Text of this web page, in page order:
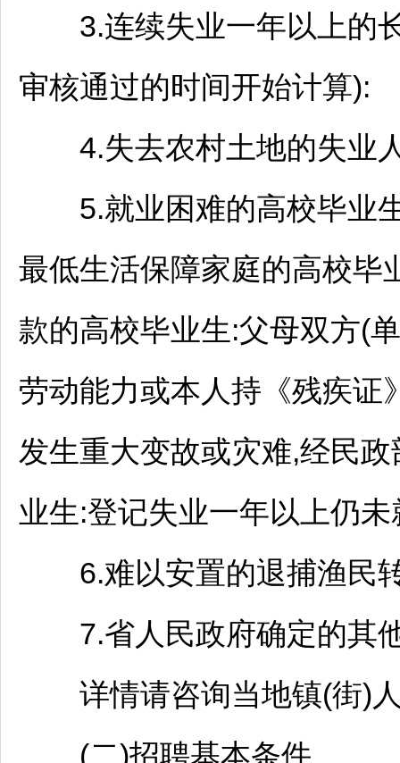
3.连续失业一年以上的长
审核通过的时间开始计算):
4.失去农村土地的失业
5.就业困难的高校毕业生
最低生活保障家庭的高校毕
款的高校毕业生:父母双方(
劳动能力或本人持《残疾证
发生重大变故或灾难,经民
业生:登记失业一年以上仍
6.难以安置的退捕渔民转
7.省人民政府确定的其
详情请咨询当地镇(街)人
(二)招聘基本条件